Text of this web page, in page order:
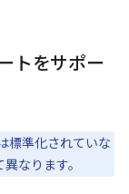
トをサポー
標準化されていな
なります。